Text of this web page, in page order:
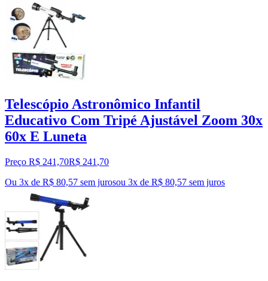
Telescópio Astronômico Infantil
Educativo Com Tripé Ajustável Zoom 30x
60x E Luneta
Preço R$ 241,70R$ 241 ,70
Ou 3x de R$ 80,57 sem jurosou 3x de R$ 80,57 sem juros